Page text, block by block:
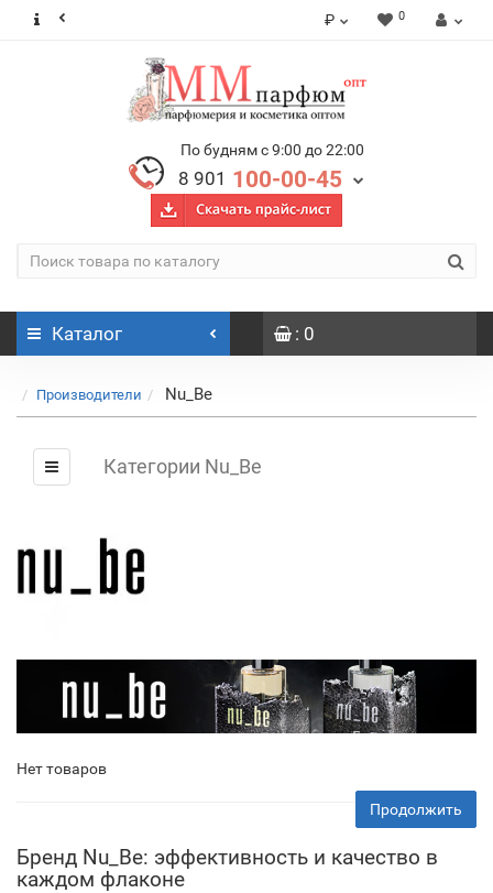
₽ 0
По будням с 9:00 до 22:00
8 901 100-00-45
Каталог : 0
Производители Nu_Be
Категории Nu_Be
Нет товаров
Продолжить
Бренд Nu_Be: эффективность и качество в
каждом флаконе